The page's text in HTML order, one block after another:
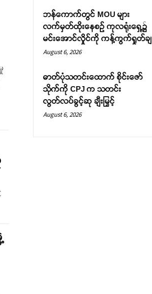
ဘန်ကောက်တွင် MOU များ
လက်မှတ်ထိုးနေစဉ် ကုလရုံးရှေ့၌
မင်းအောင်လှိုင်ကို ကန့်ကွက်ရှုတ်ချ
August 6, 2026
ဓာတ်ပုံသတင်းထောက် စိုင်းဇော်
သိုက်ကို CPJ က သတင်း
လွတ်လပ်ခွင့်ဆု ချီးမြှင့်
August 6, 2026